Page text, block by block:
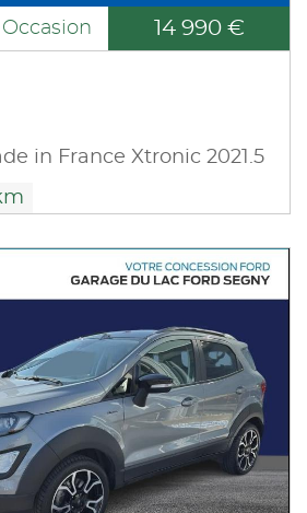
Occasion 14 990 €
in France Xtronic 2021.5